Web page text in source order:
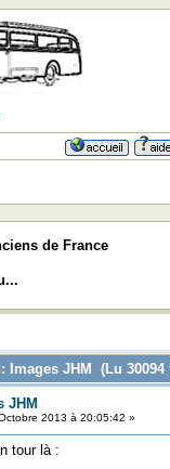
de France
Images JHM (Lu 30094
JHM
2013 à 20:05:42 »
tour là :